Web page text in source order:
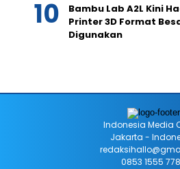
Bambu Lab A2L Kini
Printer 3D Format
Digunakan
Indonesia Media
Jakarta -
0853 1555